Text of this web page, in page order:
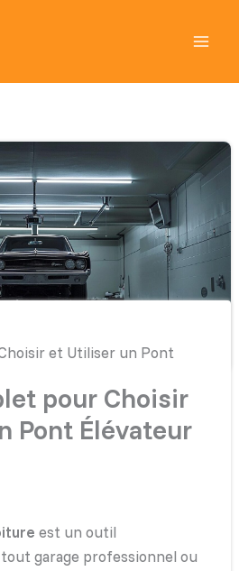
et Utiliser un Pont
pour Choisir
Pont Élévateur
est un outil
garage professionnel ou